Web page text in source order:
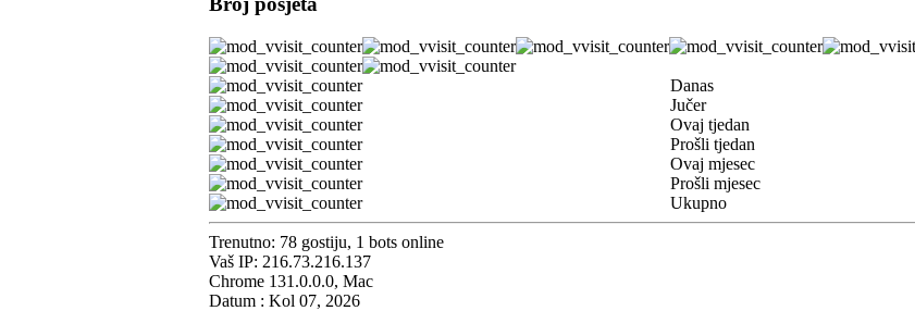
Danas
Jučer
Ovaj tjedan
Prošli tjedan
Ovaj mjesec
Prošli mjesec
Ukupno
Trenutno: 78 gostiju, 1 bots online
Vaš IP: 216.73.216.137
Chrome 131.0.0.0, Mac
Datum : Kol 07, 2026